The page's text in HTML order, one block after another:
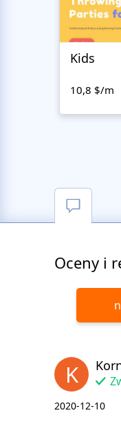
Kids
10,8 $/m
Oceny i
K
2020-12-10